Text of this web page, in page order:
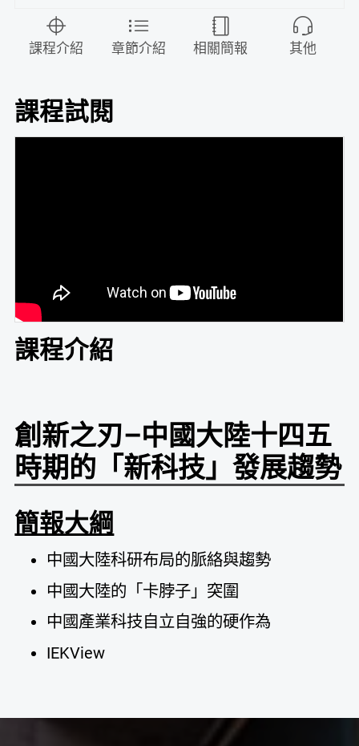
課程介紹 章節介紹 相關簡報 其他
課程試閱
課程介紹
創新之刃–中國大陸十四五
時期的「新科技」發展趨勢
簡報大綱
中國大陸科研布局的脈絡與趨勢
中國大陸的「卡脖子」突圍
中國產業科技自立自強的硬作為
IEKView